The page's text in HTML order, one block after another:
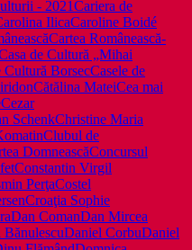
- 2021Cariera de
IlicaCaroline Boidé
Cartea Românească-
de Cultură „Mihai
Cultură BorsecCasele de
Cătălina MateiCea mai
Cezar
SchenkChristine Maria
Clubul de
DomneascăConcursul
Constantin Virgil
PerţaCostel
Croaţia Sophie
Dan ComanDan Mircea
Daniel CorbuDaniel